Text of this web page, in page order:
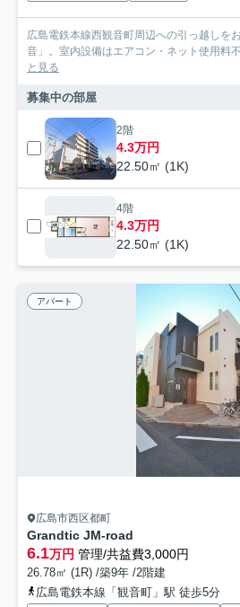
広島電鉄本線西観音町周辺への引っ越しを
音」。室内設備はエアコン・ネット使用料
と見る
募集中の部屋
2階
4.3万円
22.50㎡ (1K)
4階
4.3万円
22.50㎡ (1K)
アパート
広島市西区都町
Grandtic JM-road
6.1万円 管理/共益費3,000円
26.78㎡ (1R) /築9年 /2階建
広島電鉄本線「観音町」駅 徒歩5分